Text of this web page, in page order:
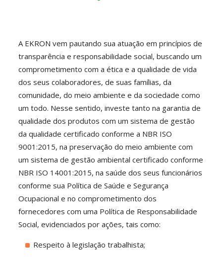
A EKRON vem pautando sua atuação em princípios de
transparência e responsabilidade social, buscando um
comprometimento com a ética e a qualidade de vida
dos seus colaboradores, de suas famílias, da
comunidade, do meio ambiente e da sociedade como
um todo. Nesse sentido, investe tanto na garantia de
qualidade dos produtos com um sistema de gestão
da qualidade certificado conforme a NBR ISO
9001:2015, na preservação do meio ambiente com
um sistema de gestão ambiental certificado conforme
NBR ISO 14001:2015, na saúde dos seus funcionários
conforme sua Política de Saúde e Segurança
Ocupacional e no comprometimento dos
fornecedores com uma Política de Responsabilidade
Social, evidenciados por ações, tais como:
Respeito à legislação trabalhista;